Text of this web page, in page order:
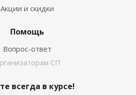
Акции и скидки
Помощь
Вопрос-ответ
СП
всегда в курсе!